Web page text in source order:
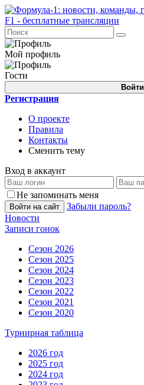
Мой профиль
Гости
Войти
Регистрация
О проекте
Правила
Контакты
Сменить тему
Вход в аккаунт
Не запоминать меня
Войти на сайт
Забыли пароль?
Новости
Записи гонок
Сезон 2026
Сезон 2025
Сезон 2024
Сезон 2023
Сезон 2022
Сезон 2021
Сезон 2020
Турнирная таблица
2026 год
2025 год
2024 год